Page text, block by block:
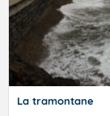
La tramontane